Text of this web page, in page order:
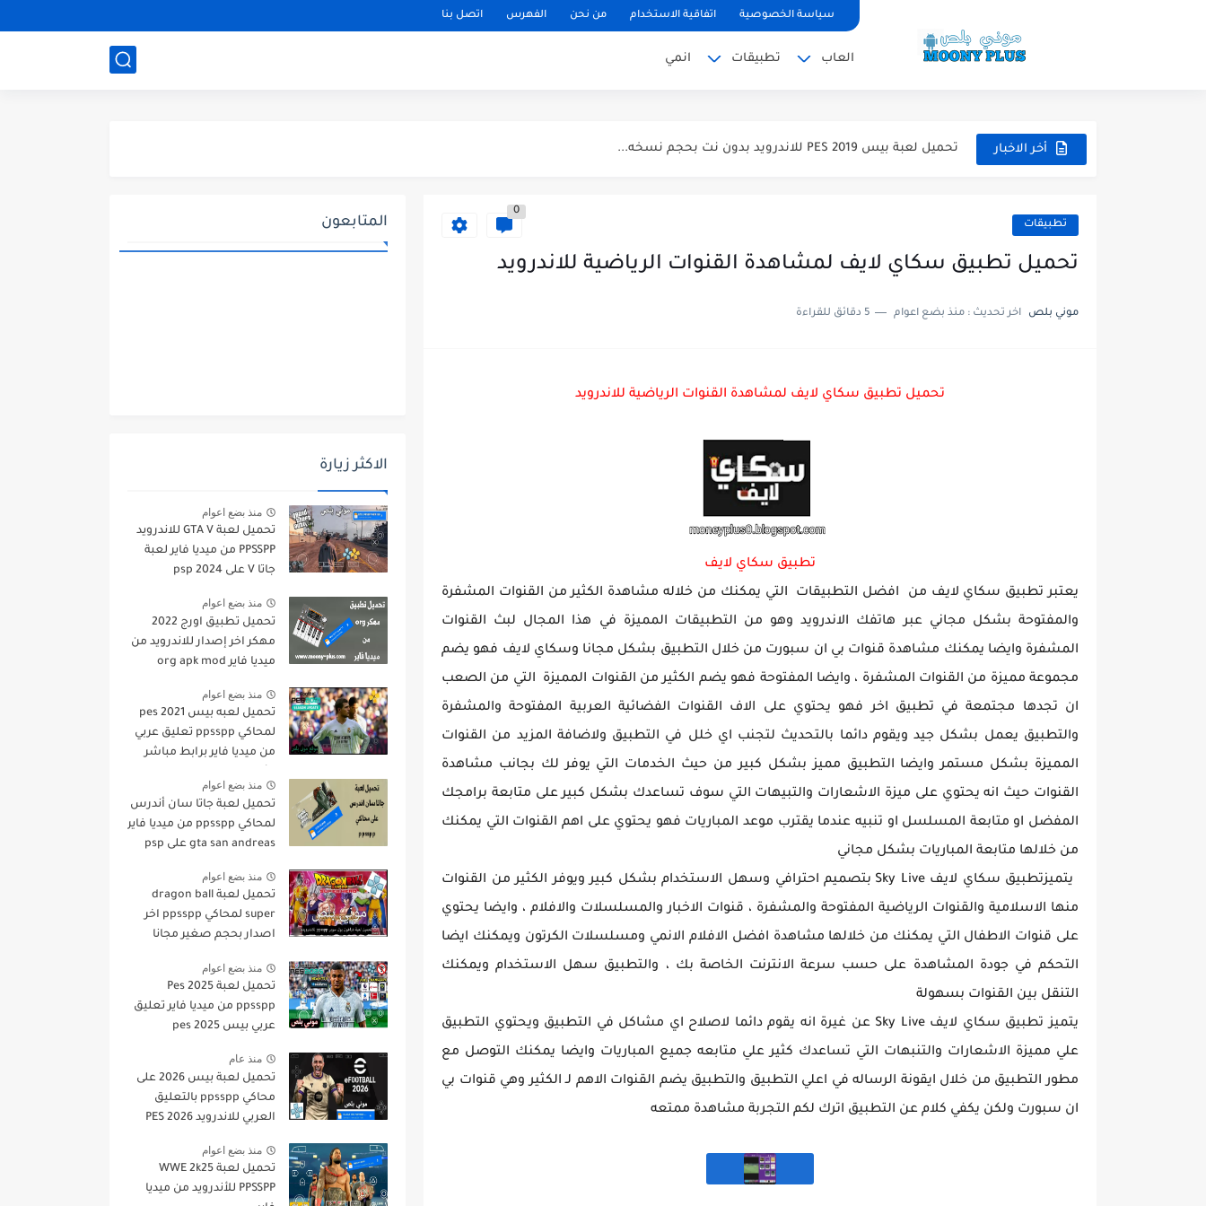
سياسة الخصوصية اتفاقية الاستخدام من نحن الفهرس اتصل بنا
العاب تطبيقات انمي
أخر الاخبار
تحميل لعبة Total Football مهكرة 2025 اخر اصدار للأندرويد لعبة...
تحميل لعبة بيس PES 2019 للاندرويد بدون نت بحجم نسخه...
تطبيقات
0
تحميل تطبيق سكاي لايف لمشاهدة القنوات الرياضية للاندرويد
موني بلص اخر تحديث : منذ بضع اعوام 5 دقائق للقراءة
تحميل تطبيق سكاي لايف لمشاهدة القنوات الرياضية للاندرويد
تطبيق سكاي لايف
يعتبر تطبيق سكاي لايف من افضل التطبيقات التي يمكنك من خلاله مشاهدة الكثير من القنوات المشفرة
والمفتوحة بشكل مجاني عبر هاتفك الاندرويد وهو من التطبيقات المميزة في هذا المجال لبث القنوات
المشفرة وايضا يمكنك مشاهدة قنوات بي ان سبورت من خلال التطبيق بشكل مجانا وسكاي لايف فهو يضم
مجموعة مميزة من القنوات المشفرة ، وايضا المفتوحة فهو يضم الكثير من القنوات المميزة التي من الصعب
ان تجدها مجتمعة في تطبيق اخر فهو يحتوي على الاف القنوات الفضائية العربية المفتوحة والمشفرة
والتطبيق يعمل بشكل جيد ويقوم دائما بالتحديث لتجنب اي خلل في التطبيق ولاضافة المزيد من القنوات
المميزة بشكل مستمر وايضا التطبيق مميز بشكل كبير من حيث الخدمات التي يوفر لك بجانب مشاهدة
القنوات حيث انه يحتوي على ميزة الاشعارات والتبيهات التي سوف تساعدك بشكل كبير على متابعة برامجك
المفضل او متابعة المسلسل او تنبيه عندما يقترب موعد المباريات فهو يحتوي على اهم القنوات التي يمكنك
من خلالها متابعة المباريات بشكل مجاني
يتميزتطبيق سكاي لايف Sky Live بتصميم احترافي وسهل الاستخدام بشكل كبير ويوفر الكثير من القنوات
منها الاسلامية والقنوات الرياضية المفتوحة والمشفرة ، قنوات الاخبار والمسلسلات والافلام ، وايضا يحتوي
على قنوات الاطفال التي يمكنك من خلالها مشاهدة افضل الافلام الانمي ومسلسلات الكرتون ويمكنك ايضا
التحكم في جودة المشاهدة على حسب سرعة الانترنت الخاصة بك ، والتطبيق سهل الاستخدام ويمكنك
التنقل بين القنوات بسهولة
يتميز تطبيق سكاي لايف Sky Live عن غيرة انه يقوم دائما لاصلاح اي مشاكل في التطبيق ويحتوي التطبيق
علي مميزة الاشعارات والتنبهات التي تساعدك كثير علي متابعه جميع المباريات وايضا يمكنك التوصل مع
مطور التطبيق من خلال ايقونة الرساله في اعلي التطبيق والتطبيق يضم القنوات الاهم لـ الكثير وهي قنوات بي
ان سبورت ولكن يكفي كلام عن التطبيق اترك لكم التجربة مشاهدة ممتعه
المتابعون
الاكثر زيارة
منذ بضع اعوام
تحميل لعبة GTA V للاندرويد
PPSSPP من ميديا فاير لعبة
جاتا V على psp 2024
منذ بضع اعوام
تحميل تطبيق اورج 2022
مهكر اخر إصدار للاندرويد من
ميديا فاير org apk mod
منذ بضع اعوام
تحميل لعبه بيس pes 2021
لمحاكي ppsspp تعليق عربي
من ميديا فاير برابط مباشر
ppsspp
منذ بضع اعوام
تحميل لعبة جاتا سان أندرس
لمحاكي ppsspp من ميديا فاير
gta san andreas على psp
منذ بضع اعوام
تحميل لعبة dragon ball
super لمحاكي ppsspp اخر
اصدار بحجم صغير مجانا
psp من ميديا فاير
منذ بضع اعوام
تحميل لعبة Pes 2025
ppsspp من ميديا فاير تعليق
عربي بيس pes 2025
منذ عام
تحميل لعبة بيس 2026 على
محاكي ppsspp بالتعليق
العربي للاندرويد PES 2026
صغير من ميديا فاير
منذ بضع اعوام
تحميل لعبة WWE 2k25
PPSSPP للأندرويد من ميديا